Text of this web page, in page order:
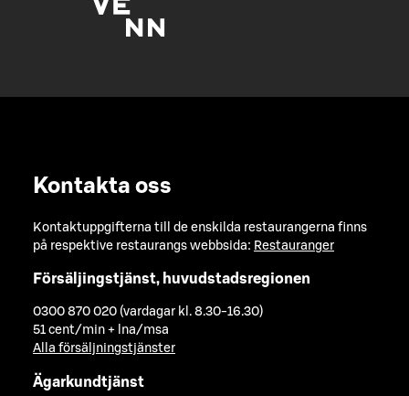
Kontakta oss
Kontaktuppgifterna till de enskilda restaurangerna finns
på respektive restaurangs webbsida: Restauranger
Försäljingstjänst, huvudstadsregionen
0300 870 020 (vardagar kl. 8.30-16.30)
51 cent/min + lna/msa
Alla försäljningstjänster
Ägarkundtjänst